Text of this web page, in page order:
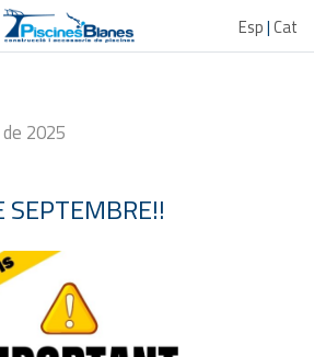
Esp|Cat
2025
SEPTEMBRE!!